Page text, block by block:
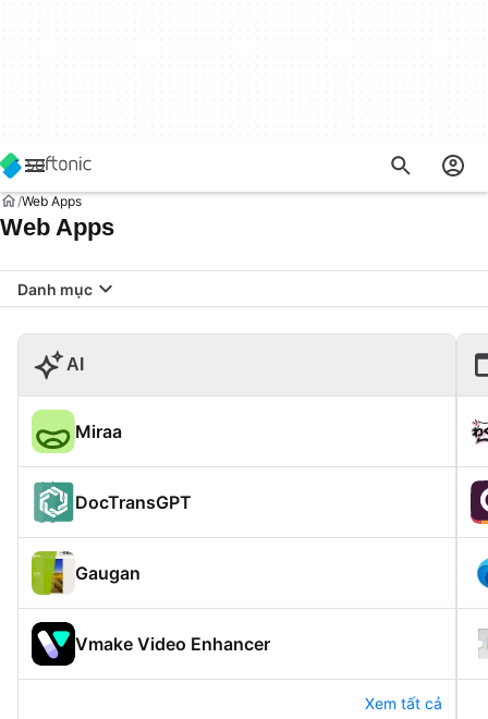
Web Apps
Web Apps
Danh mục
AI
Miraa
DocTransGPT
Gaugan
Vmake Video Enhancer
Xem tất cả